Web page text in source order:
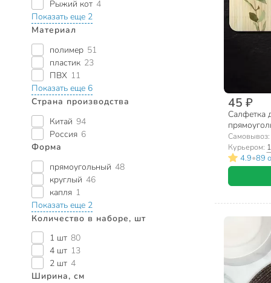
Рыжий кот 4
Показать еще 2
Материал
полимер 51
пластик 23
ПВХ 11
Показать еще 6
Страна производства
Китай 94
Россия 6
Форма
прямоугольный 48
круглый 46
капля 1
Показать еще 2
Количество в наборе, шт
1 шт 80
4 шт 13
2 шт 4
Ширина, см
45 ₽
Салфетка
312318
Самовывоз:
Курьером:
4.9•89